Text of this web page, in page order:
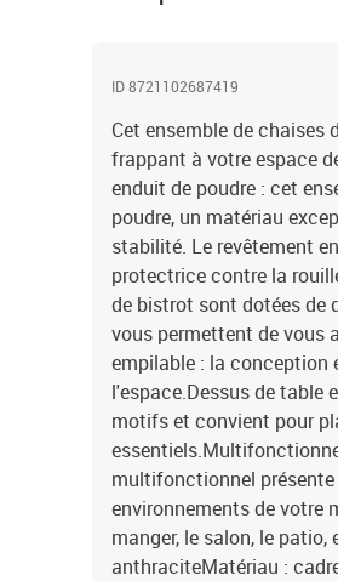
ID 8721102687419
Cet ensemble de chaises
frappant à votre espace
enduit de poudre : cet
poudre, un matériau
stabilité. Le revêtement
protectrice contre la
de bistrot sont dotées de
vous permettent de vous
empilable : la conception
l'espace.Dessus de table
motifs et convient pour
multifonctionnel
environnements de votre
manger, le salon, le patio,
anthraciteMatériau :